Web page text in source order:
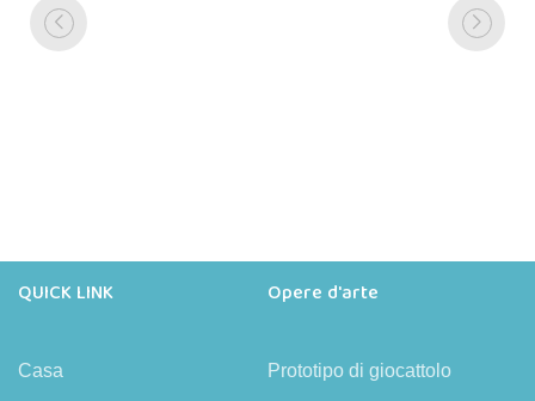
QUICK LINK
Casa
Opere d'arte
Prototipo di giocattolo